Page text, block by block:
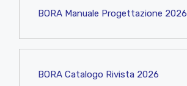
BORA Manuale Progettazione 2026
BORA Catalogo Rivista 2026